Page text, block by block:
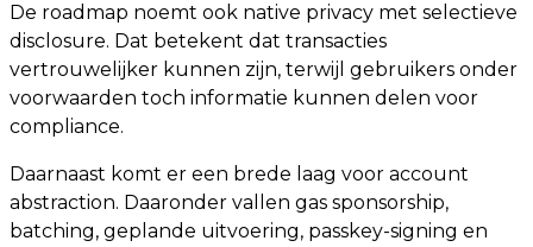
De roadmap noemt ook native privacy met selectieve
disclosure. Dat betekent dat transacties
vertrouwelijker kunnen zijn, terwijl gebruikers onder
voorwaarden toch informatie kunnen delen voor
compliance.
Daarnaast komt er een brede laag voor account
abstraction. Daaronder vallen gas sponsorship,
batching, geplande uitvoering, passkey-signing en